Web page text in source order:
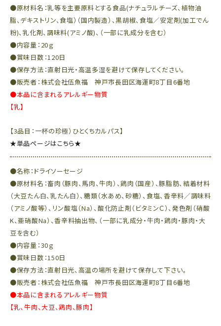
●原材料名：乳等を主要原料とする食品(ナチュラルチーズ、植物油
脂、デキストリン、食塩）（国内製造）、黒胡椒、食塩／安定剤(加工でん
粉)、乳化剤、調味料(アミノ酸)、（一部に乳成分を含む）
●内容量：20ｇ
●賞味日数：120日
●保存方法：直射日光・高温多湿を避けて保存してください。
●販売者：株式会社伍魚福 神戸市長田区海運町8丁目6番地
●本品に含まれるアレルギー物質
【乳】
【3品目：一杯の珍極）ひとくちカルパス】
★単品ページはこちら★
●名称：ドライソーセージ
●原材料名：畜肉（豚肉、馬肉、牛肉）、鶏肉（国産）、豚脂肪、結着材料
（大豆たん白、乳たん白）、糖類（水あめ、砂糖）、食塩、香辛料／調味料
（アミノ酸等）、リン酸塩（Na）、酸化防止剤（ビタミンＣ）、発色剤（硝酸
K、亜硝酸Na）、香辛料抽出物、（一部に乳成分・牛肉・鶏肉・豚肉・大
豆を含む）
●内容量：30ｇ
●賞味日数：150日
●保存方法：直射日光、高温の場所を避けて保存して下さい。
●販売者：株式会社伍魚福 神戸市長田区海運町8丁目6番地
●本品に含まれるアレルギー物質
【乳、牛肉、大豆、鶏肉、豚肉】